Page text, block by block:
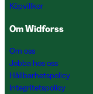
Köpvillkor
Om Widforss
Om oss
Jobba hos oss
Hållbarhetspolicy
Integritetspolicy